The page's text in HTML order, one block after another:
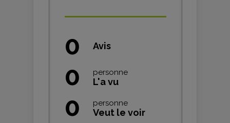
0 Avis
0 personne
L'a vu
0 personne
Veut le voir